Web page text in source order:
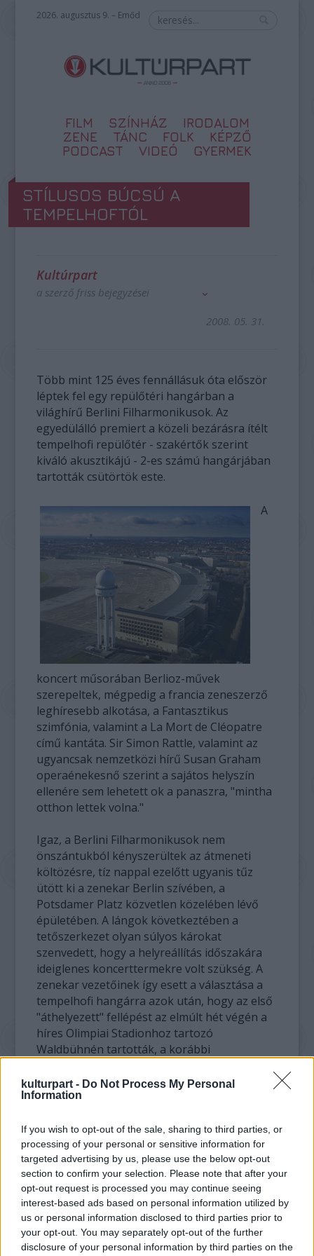
kulturpart - Do Not Process My Personal
Information
If you wish to opt-out of the sale, sharing to third parties, or
processing of your personal or sensitive information for
targeted advertising by us, please use the below opt-out
section to confirm your selection. Please note that after your
opt-out request is processed you may continue seeing
interest-based ads based on personal information utilized by
us or personal information disclosed to third parties prior to
your opt-out. You may separately opt-out of the further
disclosure of your personal information by third parties on the
2026. augusztus 9. – Emőd
FILM SZÍNHÁZ
IRODALOM
ZENE
TÁNC FOLK
KÉPZŐ
PODCAST
VIDEÓ GYERMEK
STÍLUSOS BÚCSÚ A
TEMPELHOFTÓL
Kultúrpart
a szerző friss bejegyzései
2008. 05. 31.
Több mint 125 éves fennállásuk óta először
léptek fel egy repülőtéri hangárban a
világhírű Berlini Filharmonikusok. Az
egyedülálló premiert a közeli bezárásra ítélt
tempelhofi repülőtér - szakértők szerint
kiváló akusztikájú - 2-es számú hangárjában
tartották csütörtök este.
A
koncert műsorában Berlioz-művek
szerepeltek, mégpedig a francia zeneszerző
leghíresebb alkotása, a Fantasztikus
szimfónia, valamint a La Mort de Cléopatre
című kantáta. Sir Simon Rattle, valamint az
ugyancsak nemzetközi hírű Susan Graham
operaénekesnő szerint a sajátos helyszín
ellenére sem lehetett ok a panaszra, "mintha
otthon lettek volna."
Igaz, a Berlini Filharmonikusok nem
önszántukból kényszerültek az átmeneti
költözésre, tíz nappal ezelőtt ugyanis tűz
ütött ki a zenekar Berlin szívében, a
Potsdamer Platz közvetlen közelében lévő
épületében. A lángok következtében a
tetőszerkezet olyan súlyos károkat
szenvedett, hogy a helyreállítás időszakára
ideiglenes koncerttermekre volt szükség. A
zenekar vezetőinek így esett a választása a
tempelhofi hangárra azok után, hogy az első
"áthelyezett" fellépést az elmúlt hét végén a
híres Olimpiai Stadionhoz tartozó
Waldbühnén tartották, a korábbi
vezényletével.
filharmonikusok szívéhez. Az elkövetkező
szezonra - legkevesebb egy alkalomra - már
kibérelték azt, mégpedig egy Stockhausen-
koncertre, elsősorban azért, mert a
közelmúltban elhunyt német zeneszerző
műveinek bemutatására kifejezetten nagy
helyre van szükség. A jóval finomabb,
érzékenyebb Berlioz-művek "repülőtéri"